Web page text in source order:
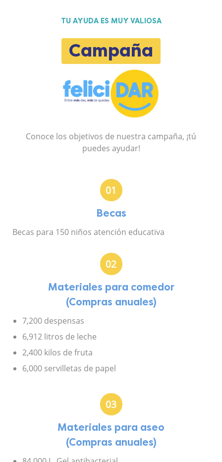
TU AYUDA ES MUY VALIOSA
Campaña
Conoce los objetivos de nuestra campaña, ¡tú
puedes ayudar!
01
Becas
Becas para 150 niños atención educativa
02
Materiales para comedor
(Compras anuales)
7,200 despensas
6,912 litros de leche
2,400 kilos de fruta
6,000 servilletas de papel
03
Materiales para aseo
(Compras anuales)